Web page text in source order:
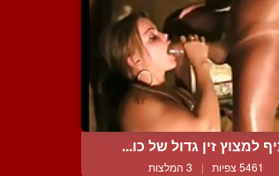
למצוץ זין גדול של כו...
5461 צפיות | 3 המלצות